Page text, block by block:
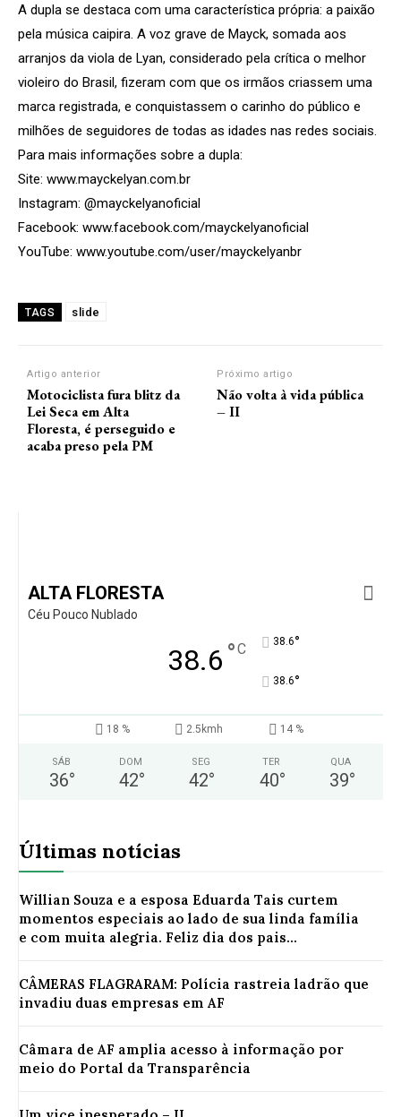
A dupla se destaca com uma característica própria: a paixão
pela música caipira. A voz grave de Mayck, somada aos
arranjos da viola de Lyan, considerado pela crítica o melhor
violeiro do Brasil, fizeram com que os irmãos criassem uma
marca registrada, e conquistassem o carinho do público e
milhões de seguidores de todas as idades nas redes sociais.
Para mais informações sobre a dupla:
Site: www.mayckelyan.com.br
Instagram: @mayckelyanoficial
Facebook: www.facebook.com/mayckelyanoficial
YouTube: www.youtube.com/user/mayckelyanbr
TAGS slide
Artigo anterior
Motociclista fura blitz da
Lei Seca em Alta
Floresta, é perseguido e
acaba preso pela PM
Próximo artigo
Não volta à vida pública
– II
ALTA FLORESTA
Céu Pouco Nublado
38.6 °C 38.6°
38.6°
18 % 2.5kmh 14 %
SÁB
36°
DOM
42°
SEG
42°
TER
40°
QUA
39°
Últimas notícias
Willian Souza e a esposa Eduarda Tais curtem
momentos especiais ao lado de sua linda família
e com muita alegria. Feliz dia dos pais...
CÂMERAS FLAGRARAM: Polícia rastreia ladrão que
invadiu duas empresas em AF
Câmara de AF amplia acesso à informação por
meio do Portal da Transparência